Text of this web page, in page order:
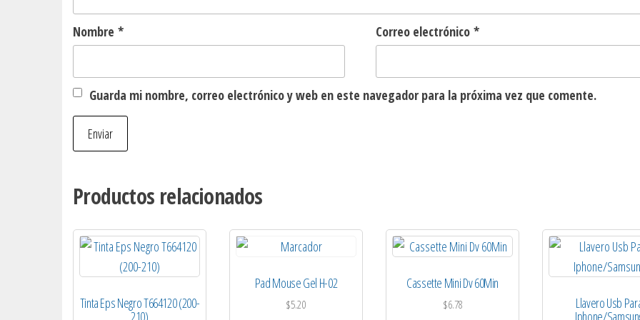
Nombre * Correo electrónico *
Guarda mi nombre, correo electrónico y web en este navegador para la próxima vez que comente.
Productos relacionados
Tinta Eps Negro T664120 (200-
210)
Pad Mouse Gel H-02
$5.20
Cassette Mini Dv 60Min
$6.78 Llavero Usb
Iphone/